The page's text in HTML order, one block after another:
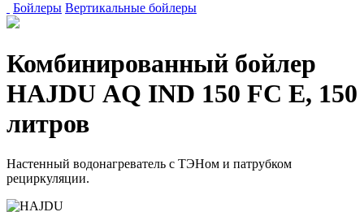
Бойлеры Вертикальные бойлеры
Комбинированный бойлер
HAJDU AQ IND 150 FC E, 150
литров
Настенный водонагреватель с ТЭНом и патрубком
рециркуляции.